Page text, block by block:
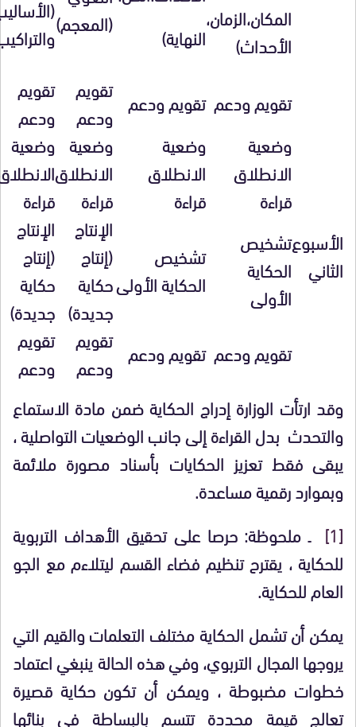
المكان،الزمان،
الأحداث)
النهاية)
(المعجم)
تقويم ودعم تقويم ودعم تقويم
ودعم
تقويم
ودعم
الأسبوع
الثاني
وضعية
الانطلاق
وضعية
الانطلاق
وضعية
الانطلاق
وضعية
قراءة
قراءة قراءة
قراءة
تشخيص
الحكاية
الأولى
تشخيص
الحكاية الأولى
الإنتاج
(إنتاج
حكاية
جديدة)
الإنتاج
(إنتاج
حكاية
جديدة)
تقويم ودعم تقويم ودعم تقويم
ودعم
تقويم
ودعم
وقد ارتأت الوزارة إدراج الحكاية ضمن مادة الاستماع
والتحدث بدل القراءة إلى جانب الوضعيات التواصلية ،
يبقى فقط تعزيز الحكايات بأسناد مصورة ملائمة
وبموارد رقمية مساعدة.
[1]
ـ ملحوظة: حرصا على تحقيق الأهداف التربوية
للحكاية ، يقترح تنظيم فضاء القسم ليتلاءم مع الجو
العام للحكاية.
يمكن أن تشمل الحكاية مختلف التعلمات والقيم التي
يروجها المجال التربوي، وفي هذه الحالة ينبغي اعتماد
خطوات مضبوطة ، ويمكن أن تكون حكاية قصيرة
تعالج قيمة محددة تتسم بالبساطة في بنائها